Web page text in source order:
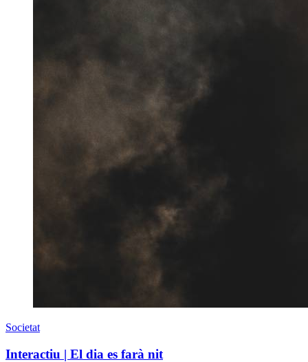
Societat
Interactiu | El dia es farà nit